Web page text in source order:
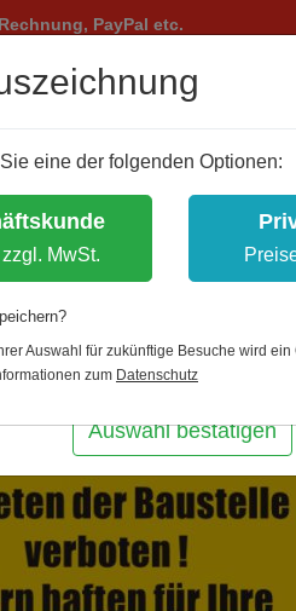
PayPal etc.
Einkaufserlebnis zu bieten.
andere dienen zu anonymen
Sie akzeptieren.
Auswahl bestätigen
eine der folgenden Optionen:
MwSt.
Auswahl für zukünftige Besuche wird
zum Datenschutz